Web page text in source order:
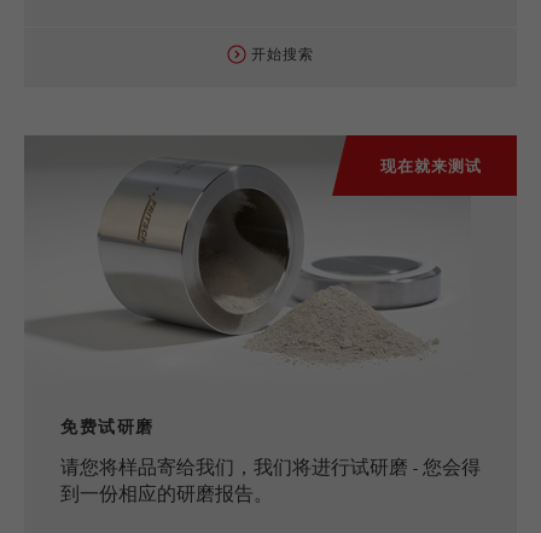
开始搜索
现在就来测试
免费试研磨
请您将样品寄给我们，我们将进行试研磨 - 您会得
到一份相应的研磨报告。